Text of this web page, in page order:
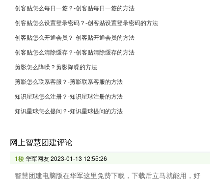
创客贴怎么每日一签？-创客贴每日一签的方法
创客贴怎么设置登录密码？-创客贴设置登录密码的方法
创客贴怎么开通会员？-创客贴开通会员的方法
创客贴怎么清除缓存？-创客贴清除缓存的方法
剪影怎么降噪？剪影降噪的方法
剪影怎么联系客服？-剪影联系客服的方法
知识星球怎么注册？-知识星球注册的方法
知识星球怎么提问？-知识星球提问的方法
网上智慧团建评论
1楼华军网友2023-01-13 12:55:26
智慧团建电脑版在华军这里免费下载，下载后立马就能用，好